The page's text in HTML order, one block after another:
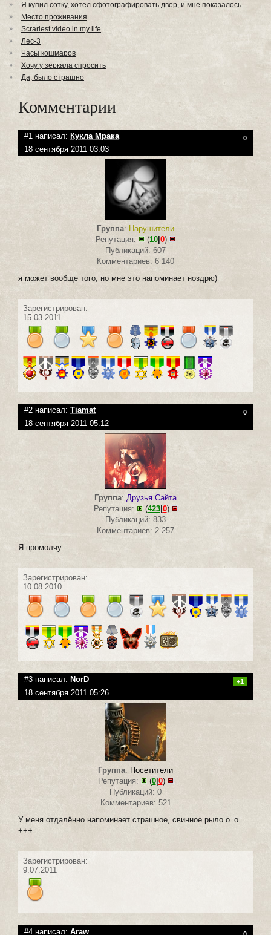
Я купил сотку, хотел сфотографировать двор, и мне показалось...
Место проживания
Scrariest video in my life
Лес-3
Часы кошмаров
Хочу у зеркала спросить
Да, было страшно
Комментарии
#1 написал: Кукла Мрака 0
18 сентября 2011 03:03
Группа: Нарушители
Репутация:
(10 0)
Публикаций: 607
Комментариев: 6 140
я может вообще того, но мне это напоминает ноздрю)
Зарегистрирован:
15.03.2011
#2 написал: Tiamat 0
18 сентября 2011 05:12
Группа: Друзья Сайта
Репутация:
(423|0)
Публикаций: 833
Комментариев: 2 257
Я промолчу...
Зарегистрирован:
10.08.2010
#3 написал: NorD +1
18 сентября 2011 05:26
Группа: Посетители
Репутация:
(0|0)
Публикаций: 0
Комментариев: 521
У меня отдалённо напоминает страшное, свинное рыло о_о.
+++
Зарегистрирован:
9.07.2011
#4 написал: Araw 0